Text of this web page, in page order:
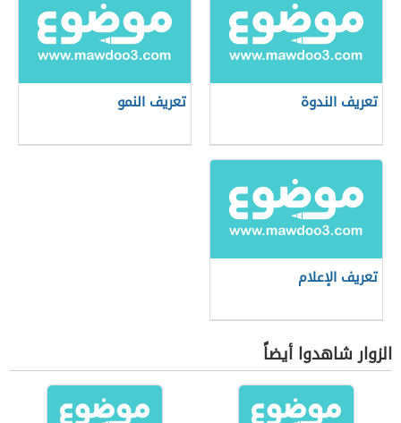
تعريف الندوة تعريف النمو
تعريف الإعلام
الزوار شاهدوا أيضاً